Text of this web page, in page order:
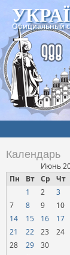
Официальный
Календарь
Июнь
Пн
Вт Ср Чт
1 2 3
7
8 9 10
14
15 16 17
21
22 23 24
28
29 30